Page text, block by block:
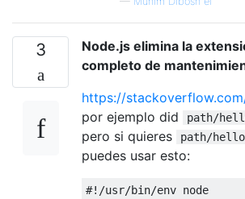
3
Node.js elimina la
completo de
https://
por ejemplo did
path/
pero si quieres
path/
puedes usar esto:
#! /usr/bin/